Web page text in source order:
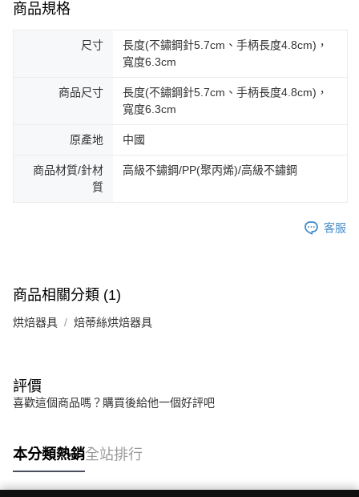
商品規格
尺寸
長度(不鏽鋼針5.7cm、手柄長度4.8cm)，
寬度6.3cm
商品尺寸
長度(不鏽鋼針5.7cm、手柄長度4.8cm)，
寬度6.3cm
原產地 中國
商品材質/針材
質
高級不鏽鋼/PP(聚丙烯)/高級不鏽鋼
客服
商品相關分類 (1)
烘焙器具 焙蒂絲烘焙器具
評價
喜歡這個商品嗎？購買後給他一個好評吧
本分類熱銷全站排行